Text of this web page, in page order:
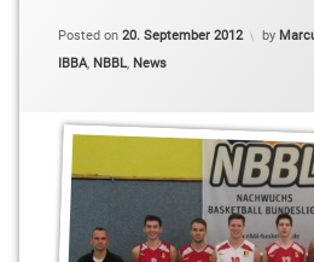
Posted on 20. September 2012 by
Categories:
IBBA, NBBL, News
Anton
Kuck
Berlin Süd
Benjamin
Gienapp
Cameron